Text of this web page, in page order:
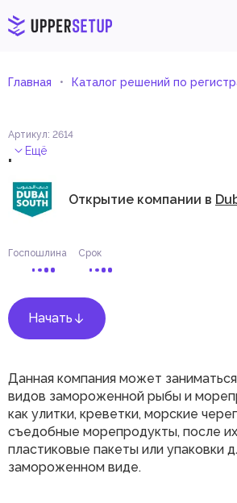
Главная Каталог решений по
Артикул: 2614
. Ещё
Открытие компании в
Госпошлина Срок
Начать
Данная компания может
видов замороженной рыбы и
как улитки, креветки, морские
съедобные морепродукты, после
пластиковые пакеты или упаковки
замороженном виде.